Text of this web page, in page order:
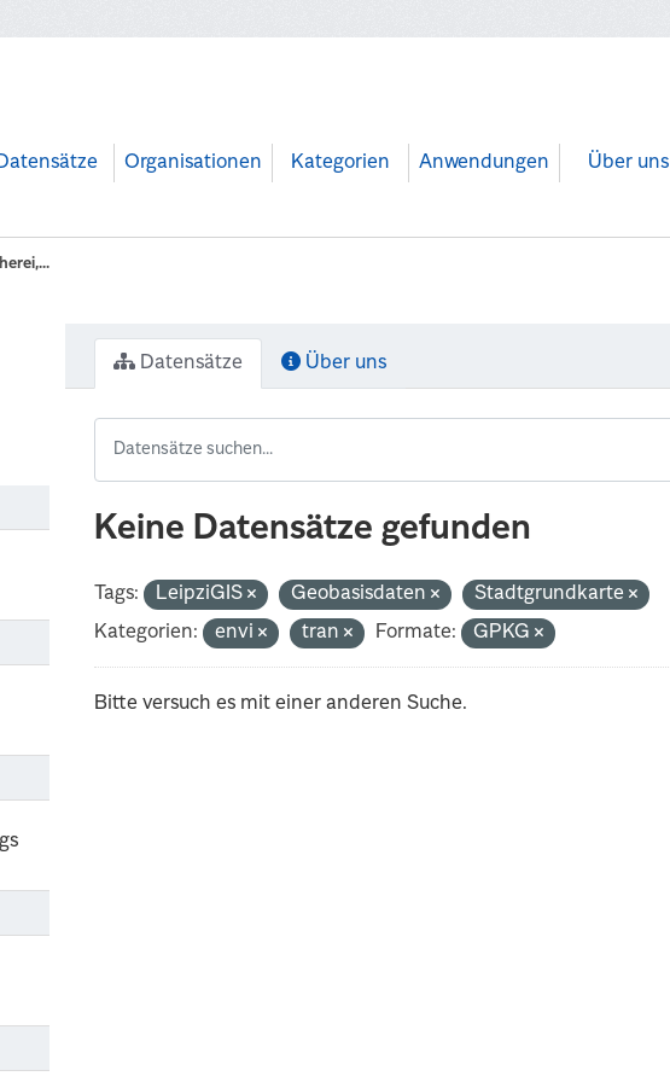
Organisationen Kategorien Anwendungen Über uns
Datensätze Über uns
Keine Datensätze gefunden
Tags: LeipziGIS Geobasisdaten
Stadtgrundkarte
Kategorien:
envi tran Formate: GPKG
Bitte versuch es mit einer anderen Suche.